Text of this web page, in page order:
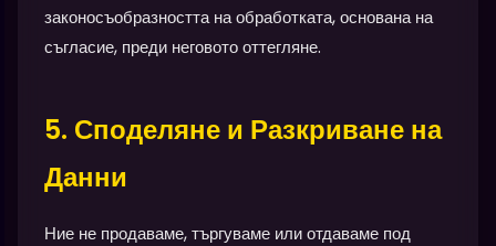
законосъобразността на обработката, основана на
съгласие, преди неговото оттегляне.
5. Споделяне и Разкриване на
Данни
Ние не продаваме, търгуваме или отдаваме под